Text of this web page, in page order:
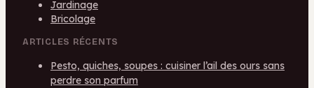
Jardinage
Bricolage
ARTICLES RÉCENTS
Pesto, quiches, soupes : cuisiner l’ail des ours sans
perdre son parfum